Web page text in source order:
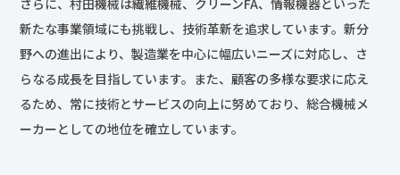
新たな事業領域にも挑戦し、技術革新を追求しています。新分
野への進出により、製造業を中心に幅広いニーズに対応し、さ
らなる成長を目指しています。また、顧客の多様な要求に応え
るため、常に技術とサービスの向上に努めており、総合機械メ
ーカーとしての地位を確立しています。